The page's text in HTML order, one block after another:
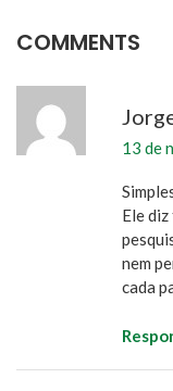
COMMENTS
13 de
Ele diz
nem
cada